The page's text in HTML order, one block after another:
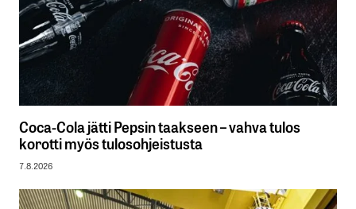
Coca-Cola jätti Pepsin taakseen – vahva tulos
korotti myös tulosohjeistusta
7.8.2026